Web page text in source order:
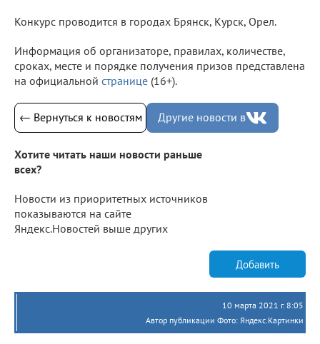
Конкурс проводится в городах Брянск, Курск, Орел.
Информация об организаторе, правилах, количестве,
сроках, месте и порядке получения призов представлена
на официальной странице (16+).
← Вернуться к новостям Другие новости в
Хотите читать наши новости раньше
всех?
Новости из приоритетных источников
показываются на сайте
Яндекс.Новостей выше других
Добавить
10 марта 2021 г. 8:05
Автор публикации Фото: Яндекс.Картинки